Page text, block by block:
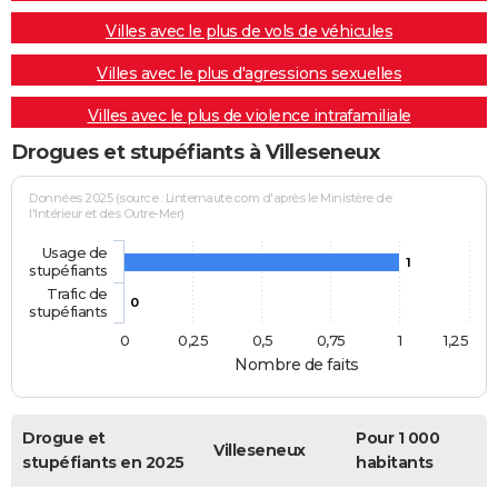
Villes avec le plus de vols de véhicules
Villes avec le plus d'agressions sexuelles
Villes avec le plus de violence intrafamiliale
Drogues et stupéfiants à Villeseneux
Nombre de faits
Données 2025 (source : Linternaute.com d'après le Ministère de
l'Intérieur et des Outre-Mer)
1
0
Usage de
stupéfiants
Trafic de
stupéfiants
0
1
0,25 0,5 0,75 1,25
Drogue et
stupéfiants en 2025
Villeseneux
Pour 1 000
habitants